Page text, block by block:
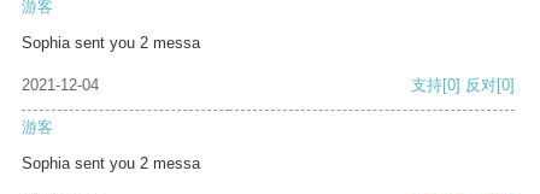
游客
Sophia sent you 2 messa
2021-12-04 支持[0] 反对[0]
游客
Sophia sent you 2 messa